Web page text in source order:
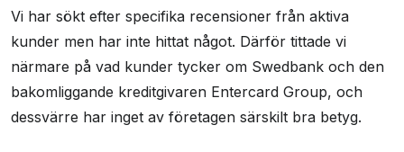
Vi har sökt efter specifika recensioner från aktiva
kunder men har inte hittat något. Därför tittade vi
närmare på vad kunder tycker om Swedbank och den
bakomliggande kreditgivaren Entercard Group, och
dessvärre har inget av företagen särskilt bra betyg.